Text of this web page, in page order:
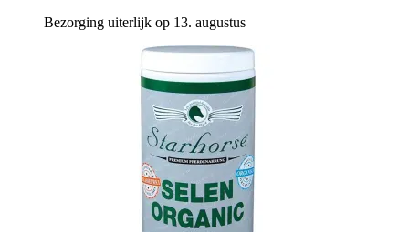
Bezorging uiterlijk op 13. augustus